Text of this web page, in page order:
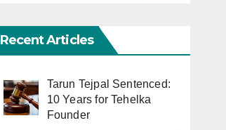
Recent Articles
Tarun Tejpal Sentenced:
10 Years for Tehelka
Founder